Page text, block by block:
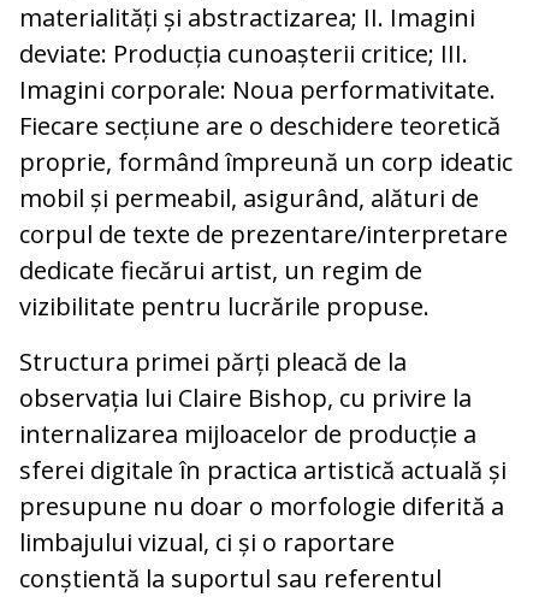
materialități și abstractizarea; II. Imagini
deviate: Producția cunoașterii critice; III.
Imagini corporale: Noua performativitate.
Fiecare secțiune are o deschidere teoretică
proprie, formând împreună un corp ideatic
mobil și permeabil, asigurând, alături de
corpul de texte de prezentare/interpretare
dedicate fiecărui artist, un regim de
vizibilitate pentru lucrările propuse.
Structura primei părți pleacă de la
observația lui Claire Bishop, cu privire la
internalizarea mijloacelor de producție a
sferei digitale în practica artistică actuală și
presupune nu doar o morfologie diferită a
limbajului vizual, ci și o raportare
conștientă la suportul sau referentul